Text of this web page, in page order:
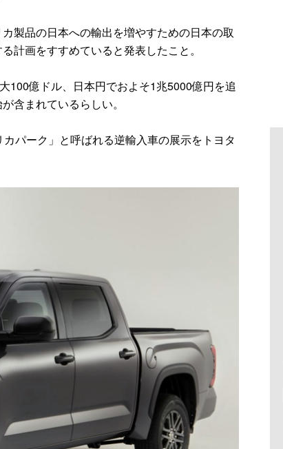
製品の日本への輸出を増やすための日本の取
計画をすすめていると発表したこと。
100億ドル、日本円でおよそ1兆5000億円を追
含まれているらしい。
パーク」と呼ばれる逆輸入車の展示をトヨタ